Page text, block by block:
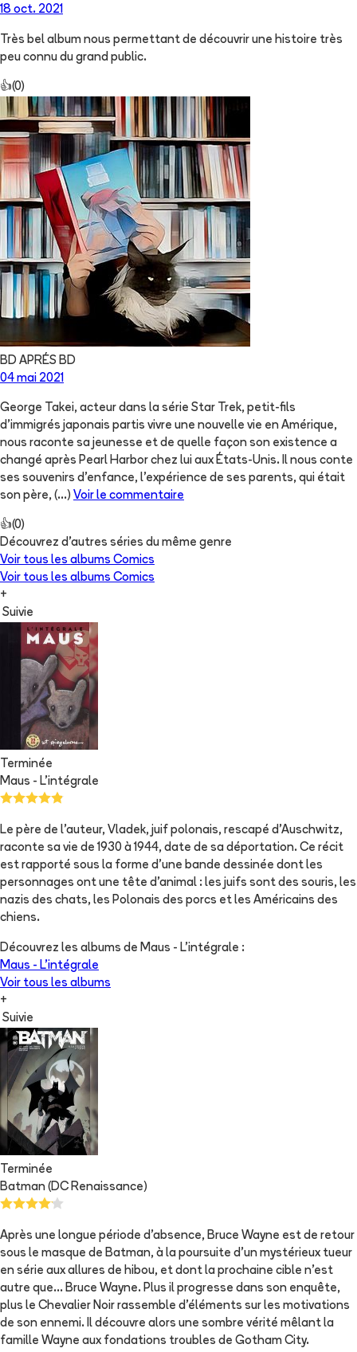
18 oct. 2021
Très bel album nous permettant de découvrir une histoire très
peu connu du grand public.
👍(0)
BD APRÉS BD
04 mai 2021
George Takei, acteur dans la série Star Trek, petit-fils
d’immigrés japonais partis vivre une nouvelle vie en Amérique,
nous raconte sa jeunesse et de quelle façon son existence a
changé après Pearl Harbor chez lui aux États-Unis. Il nous conte
ses souvenirs d'enfance, l’expérience de ses parents, qui était
son père, (...) Voir le commentaire
👍(0)
Découvrez d'autres séries du même genre
Voir tous les albums Comics
Voir tous les albums Comics
+
Suivie
Terminée
Maus - L'intégrale
Le père de l'auteur, Vladek, juif polonais, rescapé d'Auschwitz,
raconte sa vie de 1930 à 1944, date de sa déportation. Ce récit
est rapporté sous la forme d'une bande dessinée dont les
personnages ont une tête d'animal : les juifs sont des souris, les
nazis des chats, les Polonais des porcs et les Américains des
chiens.
Découvrez les albums de Maus - L'intégrale :
Maus - L’intégrale
Voir tous les albums
+
Suivie
Terminée
Batman (DC Renaissance)
Après une longue période d’absence, Bruce Wayne est de retour
sous le masque de Batman, à la poursuite d’un mystérieux tueur
en série aux allures de hibou, et dont la prochaine cible n’est
autre que… Bruce Wayne. Plus il progresse dans son enquête,
plus le Chevalier Noir rassemble d’éléments sur les motivations
de son ennemi. Il découvre alors une sombre vérité mêlant la
famille Wayne aux fondations troubles de Gotham City.